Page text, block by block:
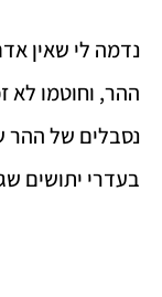
נדמה לי שאין
ההר, וחוטמו לא
נסבלים של ההר
בעדרי יתושים